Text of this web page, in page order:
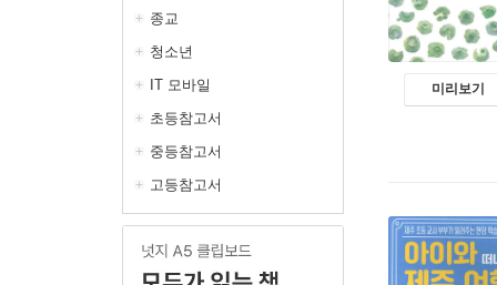
종교
청소년
IT 모바일
초등참고서
중등참고서
고등참고서
미리보기